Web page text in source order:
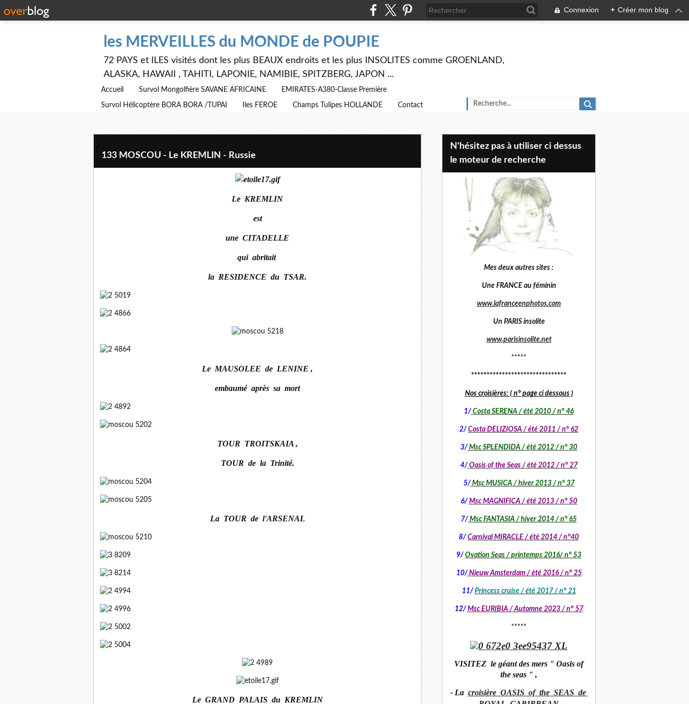
Connexion + Créer mon blog
les MERVEILLES du MONDE de POUPIE
72 PAYS et ILES visités dont les plus BEAUX endroits et les plus INSOLITES comme GROENLAND,
ALASKA, HAWAII , TAHITI, LAPONIE, NAMIBIE, SPITZBERG, JAPON ...
Accueil Survol Mongolfière SAVANE AFRICAINE EMIRATES-A380-Classe Première
Survol Hélicoptère BORA BORA /TUPAI Iles FEROE Champs Tulipes HOLLANDE Contact
133 MOSCOU - Le KREMLIN - Russie
Le KREMLIN
est
une CITADELLE
qui abritait
la RESIDENCE du TSAR.
Le MAUSOLEE de LENINE ,
embaumé après sa mort
TOUR TROITSKAIA ,
TOUR de la Trinité.
La TOUR de l'ARSENAL
Le GRAND PALAIS du KREMLIN
N'hésitez pas à utiliser ci dessus
le moteur de recherche
Mes deux autres sites :
Une FRANCE au féminin
www.lafranceenphotos.com
Un PARIS insolite
www.parisinsolite.net
*****
*******************************
Nos croisières: ( n° page ci dessous )
1/ Costa SERENA / été 2010 / n° 46
2/ Costa DELIZIOSA / été 2011 / n° 62
3/ Msc SPLENDIDA / été 2012 / n° 30
4/ Oasis of the Seas / été 2012 / n° 27
5/Msc MUSICA / hiver 2013 / n° 37
6/ Msc MAGNIFICA / été 2013 / n° 50
7/ Msc FANTASIA / hiver 2014 / n° 65
8/ Carnival MIRACLE / été 2014 / n°40
9/ Ovation Seas / printemps 2016/ n° 53
10/Nieuw Amsterdam / été 2016 / n° 25
11/ Princess cruise / été 2017 / n° 21
12/ Msc EURIBIA / Automne 2023 / n° 57
*****
VISITEZ le géant des mers " Oasis of
the seas " ,
- La croisière OASIS of the SEAS de